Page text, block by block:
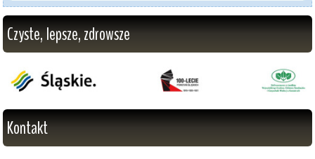
Czyste, lepsze, zdrowsze
Kontakt